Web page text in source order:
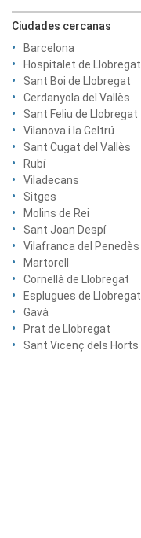
Ciudades cercanas
Barcelona
Hospitalet de Llobregat
Sant Boi de Llobregat
Cerdanyola del Vallès
Sant Feliu de Llobregat
Vilanova i la Geltrú
Sant Cugat del Vallès
Rubí
Viladecans
Sitges
Molins de Rei
Sant Joan Despí
Vilafranca del Penedès
Martorell
Cornellà de Llobregat
Esplugues de Llobregat
Gavà
Prat de Llobregat
Sant Vicenç dels Horts